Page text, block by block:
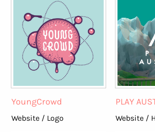
YoungCrowd
Website / Logo
PLAY
Website /